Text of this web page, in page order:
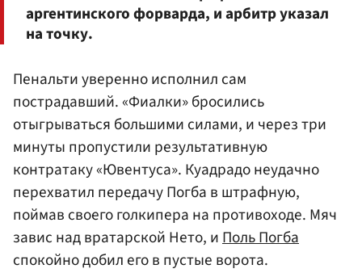
аргентинского форварда, и арбитр указал
на точку.
Пенальти уверенно исполнил сам
пострадавший. «Фиалки» бросились
отыгрываться большими силами, и через три
минуты пропустили результативную
контратаку «Ювентуса». Куадрадо неудачно
перехватил передачу Погба в штрафную,
поймав своего голкипера на противоходе. Мяч
завис над вратарской Нето, иПоль Погба
спокойно добил его в пустые ворота.